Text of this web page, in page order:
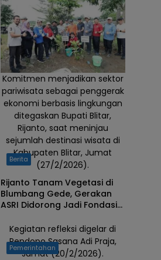
Komitmen menjadikan sektor
pariwisata sebagai penggerak
ekonomi berbasis lingkungan
ditegaskan Bupati Blitar,
Rijanto, saat meninjau
sejumlah destinasi wisata di
Kabupaten Blitar, Jumat
(27/2/2026).
Berita
Rijanto Tanam Vegetasi di
Blumbang Gede, Gerakan
ASRI Didorong Jadi Fondasi
Kegiatan refleksi digelar di
Pendopo Sasana Adi Praja,
Jumat (20/2/2026).
Pemerintahan